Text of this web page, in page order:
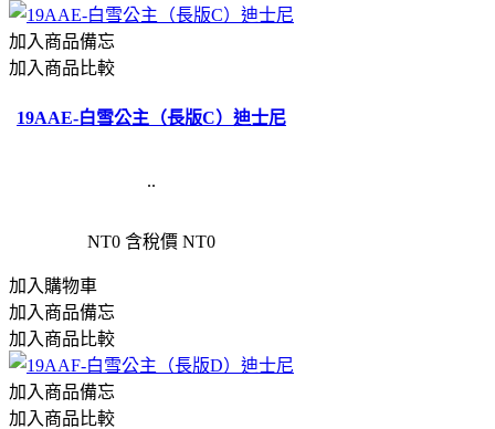
加入商品備忘
加入商品比較
19AAE-白雪公主（長版C）迪士尼
..
NT0 含稅價 NT0
加入購物車
加入商品備忘
加入商品比較
加入商品備忘
加入商品比較